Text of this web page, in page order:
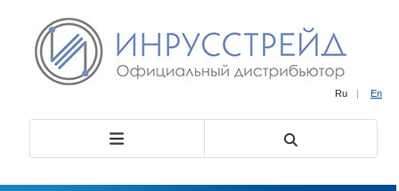
Ru | En